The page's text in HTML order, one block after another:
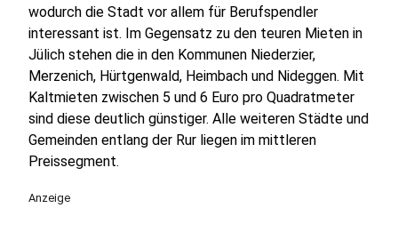
wodurch die Stadt vor allem für Berufspendler
interessant ist. Im Gegensatz zu den teuren Mieten in
Jülich stehen die in den Kommunen Niederzier,
Merzenich, Hürtgenwald, Heimbach und Nideggen. Mit
Kaltmieten zwischen 5 und 6 Euro pro Quadratmeter
sind diese deutlich günstiger. Alle weiteren Städte und
Gemeinden entlang der Rur liegen im mittleren
Preissegment.
Anzeige